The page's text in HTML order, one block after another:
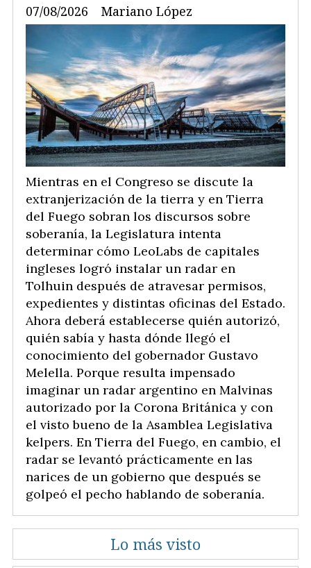
Mariano López
07/08/2026
Mientras en el Congreso se discute la
extranjerización de la tierra y en Tierra
del Fuego sobran los discursos sobre
soberanía, la Legislatura intenta
determinar cómo LeoLabs de capitales
ingleses logró instalar un radar en
Tolhuin después de atravesar permisos,
expedientes y distintas oficinas del Estado.
Ahora deberá establecerse quién autorizó,
quién sabía y hasta dónde llegó el
conocimiento del gobernador Gustavo
Melella. Porque resulta impensado
imaginar un radar argentino en Malvinas
autorizado por la Corona Británica y con
el visto bueno de la Asamblea Legislativa
kelpers. En Tierra del Fuego, en cambio, el
radar se levantó prácticamente en las
narices de un gobierno que después se
golpeó el pecho hablando de soberanía.
Lo más visto